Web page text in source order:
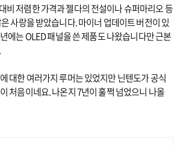
비 저렴한 가격과 젤다의 전설이나 슈퍼마리오 등
사랑을 받았습니다. 마이너 업데이트 버전이 있
에는 OLED 패널을 쓴 제품도 나왔습니다만 근본
대한 여러가지 루머는 있었지만 닌텐도가 공식
처음이네요. 나온지 7년이 훌쩍 넘었으니 나올